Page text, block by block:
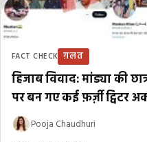
FACT CHECK ग़लत
हिजाब विवाद: मांड्या की
पर बन गए कई फ़र्ज़ी ट्विटर
Pooja Chaudhuri